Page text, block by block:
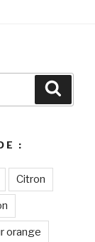
:
Citron
orange